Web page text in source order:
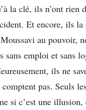
la clé, ils n’ont rien
Et encore, ils
au pouvoir,
sans emploi et sans
ils ne
pas. Seuls
si c’est une illusion,